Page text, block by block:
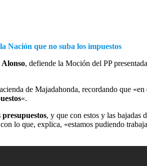
Nación que no suba los impuestos
Alonso, defiende la Moción del PP
de Majadahonda, recordando que «en
«.
, y que con estos y las bajadas
lo que, explica, «estamos pudiendo